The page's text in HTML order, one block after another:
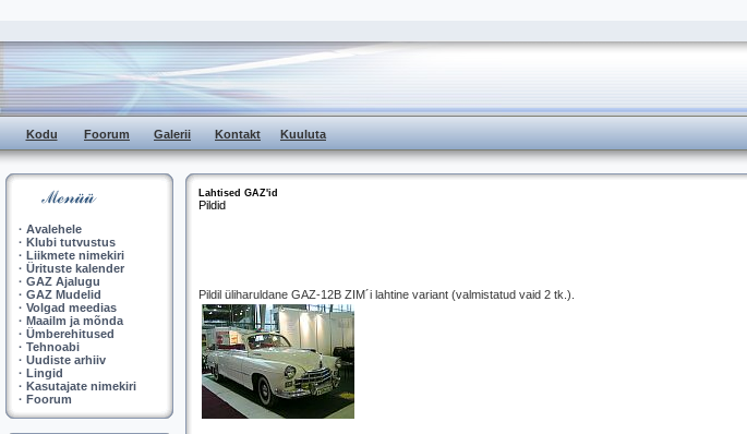
Kodu Foorum Galerii Kontakt Kuuluta
· Avalehele
· Klubi tutvustus
· Liikmete nimekiri
· Ürituste kalender
· GAZ Ajalugu
· GAZ Mudelid
· Volgad meedias
· Maailm ja mõnda
· Ümberehitused
· Tehnoabi
· Uudiste arhiiv
· Lingid
· Kasutajate nimekiri
· Foorum
Lahtised GAZ'id
Pildid
Pildil üliharuldane GAZ-12B ZIM´i lahtine variant (valmistatud vaid 2 tk.).